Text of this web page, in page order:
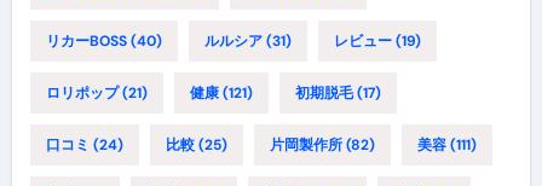
リカーBOSS(40) ルルシア(31) レビュー(19)
ロリポップ(21) 健康(121) 初期脱毛(17)
口コミ (24) 比較(25) 片岡製作所(82) 美容(111)